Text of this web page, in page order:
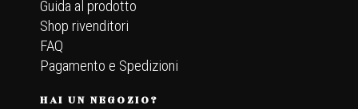
Guida al prodotto
Shop rivenditori
FAQ
Pagamento e Spedizioni
HAI UN NEGOZIO?